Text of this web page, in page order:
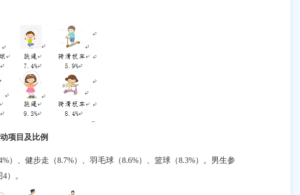
项目及比例
）、健步走（8.7%）、羽毛球（8.6%）、篮球（8.3%）。男生参
4）。